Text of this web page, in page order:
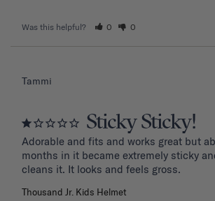
Was this helpful? 0 0
Tammi
Sticky Sticky!
Adorable and fits and works great but
months in it became extremely sticky
Thousand Jr. Kids Helmet